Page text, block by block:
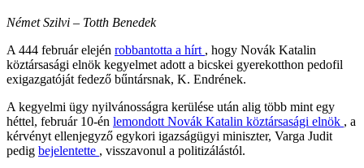
Német Szilvi – Totth Benedek
A 444 február elején robbantotta a hírt , hogy Novák Katalin
köztársasági elnök kegyelmet adott a bicskei gyerekotthon pedofil
exigazgatóját fedező bűntársnak, K. Endrének.
A kegyelmi ügy nyilvánosságra kerülése után alig több mint egy
héttel, február 10-én lemondott Novák Katalin köztársasági elnök , a
kérvényt ellenjegyző egykori igazságügyi miniszter, Varga Judit
pedig bejelentette , visszavonul a politizálástól.